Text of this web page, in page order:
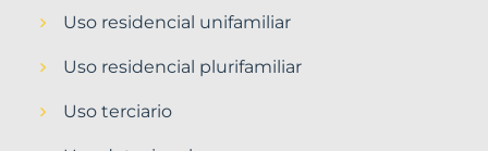
Uso residencial unifamiliar
Uso residencial plurifamiliar
Uso terciario